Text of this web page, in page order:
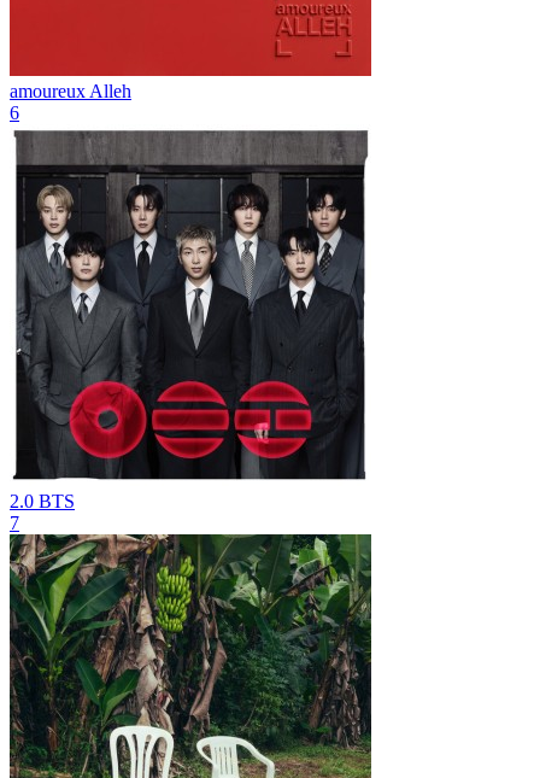
amoureux Alleh
6
2.0 BTS
7